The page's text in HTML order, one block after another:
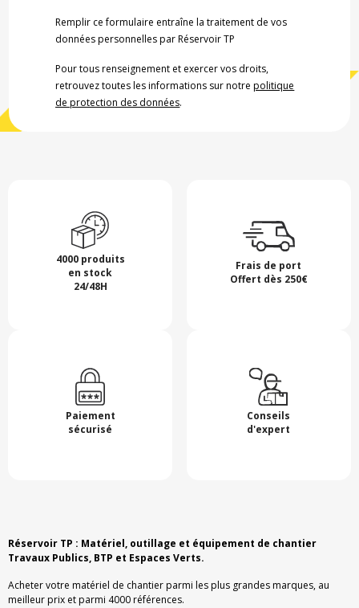
Remplir ce formulaire entraîne la traitement de vos
données personnelles par Réservoir TP
Pour tous renseignement et exercer vos droits,
retrouvez toutes les informations sur notrepolitique
de protection des données.
4000 produits
en stock
24/48H
Frais de port
Offert dès 250€
Paiement
sécurisé
Conseils
d'expert
Réservoir TP : Matériel, outillage et équipement de chantier
Travaux Publics, BTP et Espaces Verts.
Acheter votre matériel de chantier parmi les plus grandes marques, au
meilleur prix et parmi 4000 références.